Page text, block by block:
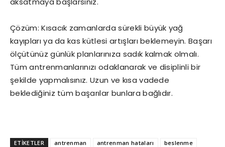
Çözüm: Kısacık zamanlarda sürekli büyük yağ
kayıpları ya da kas kütlesi artışları beklemeyin. Başarı
ölçütünüz günlük planlarınıza sadık kalmak olmalı.
Tüm antrenmanlarınızı odaklanarak ve disiplinli bir
şekilde yapmalısınız. Uzun ve kısa vadede
beklediğiniz tüm başarılar bunlara bağlıdır.
ETİKETLER antrenman antrenman hataları
beslenme